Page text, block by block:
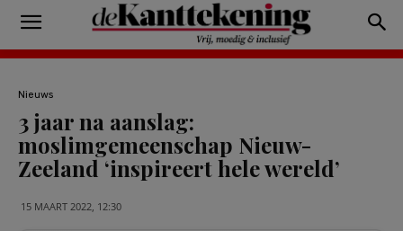
Nieuws
3 jaar na aanslag:
moslimgemeenschap Nieuw-
Zeeland ‘inspireert hele wereld’
15 MAART 2022, 12:30